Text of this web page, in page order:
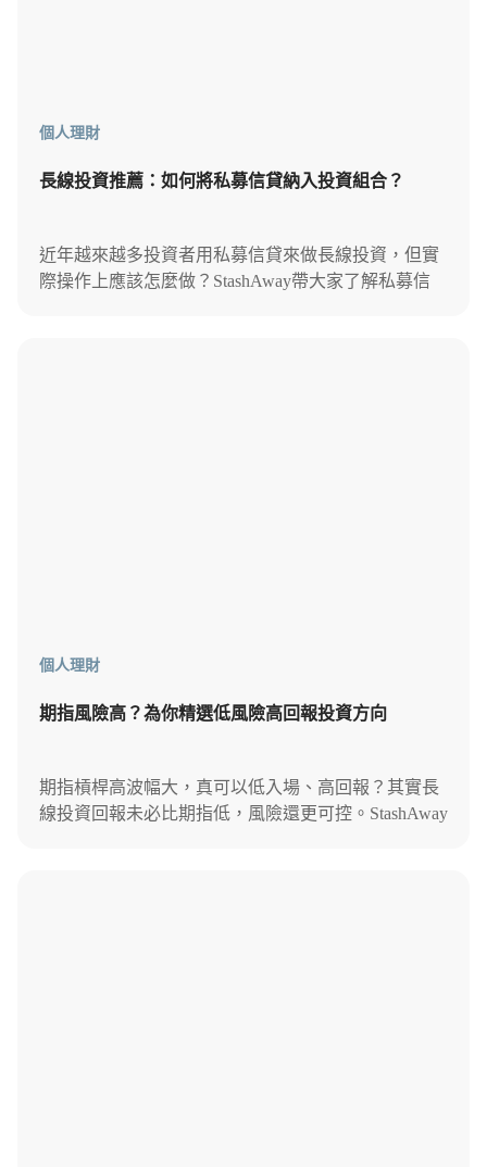
個人理財
長線投資推薦：如何將私募信貸納入投資組合？
近年越來越多投資者用私募信貸來做長線投資，但實
際操作上應該怎麼做？StashAway帶大家了解私募信
個人理財
期指風險高？為你精選低風險高回報投資方向
期指槓桿高波幅大，真可以低入場、高回報？其實長
線投資回報未必比期指低，風險還更可控。StashAway